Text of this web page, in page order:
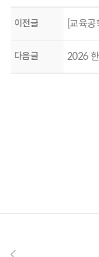
이전글 [교육
다음글 2026